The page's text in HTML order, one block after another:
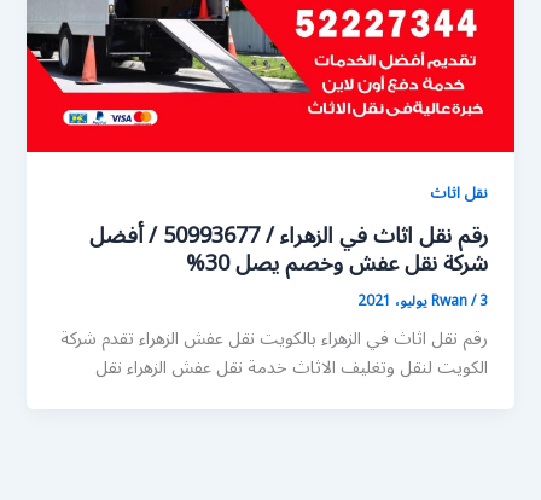
نقل اثاث
رقم نقل اثاث في الزهراء / 50993677 / أفضل
شركة نقل عفش وخصم يصل 30%
Rwan/3 يوليو، 2021
رقم نقل اثاث في الزهراء بالكويت نقل عفش الزهراء تقدم شركة
الكويت لنقل وتغليف الاثاث خدمة نقل عفش الزهراء نقل